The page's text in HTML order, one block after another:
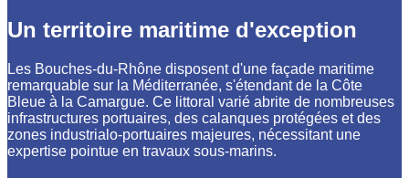
Un territoire maritime d'exception
Les Bouches-du-Rhône disposent d'une façade maritime
remarquable sur la Méditerranée, s'étendant de la Côte
Bleue à la Camargue. Ce littoral varié abrite de nombreuses
infrastructures portuaires, des calanques protégées et des
zones industrialo-portuaires majeures, nécessitant une
expertise pointue en travaux sous-marins.